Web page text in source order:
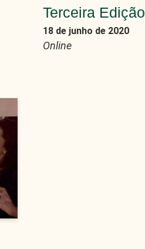
Terceira Edição
18 de junho de 2020
Online